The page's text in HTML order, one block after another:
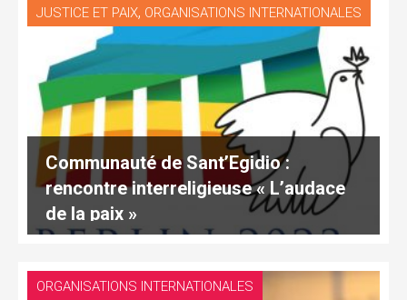
JUSTICE ET PAIX, ORGANISATIONS INTERNATIONALES
Communauté de Sant’Egidio :
rencontre interreligieuse « L’audace
de la paix »
ORGANISATIONS INTERNATIONALES